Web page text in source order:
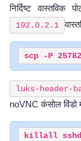
निर्दिष्ट
192.0.2.1
luks-header-
noVNC कंसोल विंडो